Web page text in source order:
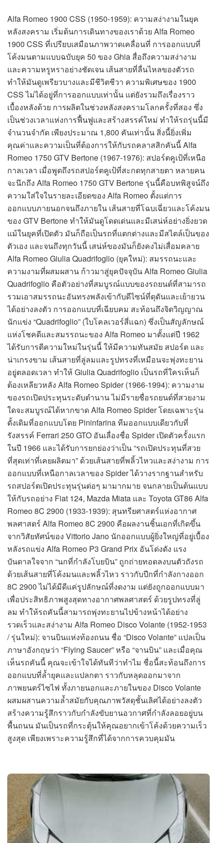
Alfa Romeo 1900 CSS (1950-1959): ความสง่างามในยุค
หลังสงคราม เริ่มต้นการเดินทางของเราด้วย Alfa Romeo
1900 CSS ที่เปรียบเสมือนภาพวาดเคลื่อนที่ การออกแบบที่
โค้งมนตามแบบฉบับยุค 50 ของ Ghia สื่อถึงความสง่างาม
และความหรูหราอย่างชัดเจน เส้นสายที่ลื่นไหลของตัวรถ
ทำให้มันดูเพรียวบางและมีชีวิตชีวา ความพิเศษของ 1900
CSS ไม่ได้อยู่ที่การออกแบบเท่านั้น แต่ยังรวมถึงเรื่องราว
เบื้องหลังด้วย การผลิตในช่วงหลังสงครามโลกครั้งที่สอง ซึ่ง
เป็นช่วงเวลาแห่งการฟื้นฟูและสร้างสรรค์ใหม่ ทำให้รถรุ่นนี้มี
จำนวนจำกัด เพียงประมาณ 1,800 คันเท่านั้น สิ่งนี้ยิ่งเพิ่ม
คุณค่าและความเป็นที่ต้องการให้กับรถคลาสสิกคันนี้ Alfa
Romeo 1750 GTV Bertone (1967-1976): สปอร์ตคูเป้ที่เหนือ
กาลเวลา เมื่อพูดถึงรถสปอร์ตคูเป้ที่สะกดทุกสายตา หลายคน
จะนึกถึง Alfa Romeo 1750 GTV Bertone รุ่นนี้คือบทพิสูจน์ถึง
ความใส่ใจในรายละเอียดของ Alfa Romeo ตั้งแต่การ
ออกแบบภายนอกจนถึงภายใน เส้นสายที่โฉบเฉี่ยวและโค้งมน
ของ GTV Bertone ทำให้มันดูโดดเด่นและมีเสน่ห์อย่างยิ่งยวด
แม้ในยุคที่เปิดตัว มันก็ถือเป็นรถที่แตกต่างและมีสไตล์เป็นของ
ตัวเอง และจนถึงทุกวันนี้ เสน่ห์ของมันก็ยังคงไม่เสื่อมคลาย
Alfa Romeo Giulia Quadrifoglio (ยุคใหม่): สมรรถนะและ
ความงามที่ผสมผสาน ก้าวมาสู่ยุคปัจจุบัน Alfa Romeo Giulia
Quadrifoglio คือตัวอย่างที่สมบูรณ์แบบของรถยนต์ที่สามารถ
รวมเอาสมรรถนะอันทรงพลังเข้ากับดีไซน์ที่ดุดันและเย้ายวน
ได้อย่างลงตัว การออกแบบที่เฉียบคม สะท้อนถึงจิตวิญญาณ
นักแข่ง “Quadrifoglio” (ใบโคลเวอร์สี่แฉก) ซึ่งเป็นสัญลักษณ์
แห่งโชคดีและสมรรถนะของ Alfa Romeo มาตั้งแต่ปี 1962
ได้รับการตีความใหม่ในรุ่นนี้ ให้มีความทันสมัย สปอร์ต และ
น่าเกรงขาม เส้นสายที่ลู่ลมและรูปทรงที่เหมือนจะพุ่งทะยาน
อยู่ตลอดเวลา ทำให้ Giulia Quadrifoglio เป็นรถที่ใครเห็นก็
ต้องเหลียวหลัง Alfa Romeo Spider (1966-1994): ความงาม
ของรถเปิดประทุนระดับตำนาน ไม่มีรายชื่อรถยนต์ที่สวยงาม
ใดจะสมบูรณ์ได้หากขาด Alfa Romeo Spider โดยเฉพาะรุ่น
ดั้งเดิมที่ออกแบบโดย Pininfarina ทีมออกแบบเดียวกับที่
รังสรรค์ Ferrari 250 GTO อันเลื่องชื่อ Spider เปิดตัวครั้งแรก
ในปี 1966 และได้รับการยกย่องว่าเป็น “รถเปิดประทุนที่สวย
ที่สุดเท่าที่เคยผลิตมา” ด้วยเส้นสายที่พลิ้วไหวและสง่างาม การ
ออกแบบที่เหนือกาลเวลาของ Spider ได้วางรากฐานสำหรับ
รถสปอร์ตเปิดประทุนรุ่นต่อๆ มามากมาย จนกลายเป็นต้นแบบ
ให้กับรถอย่าง Fiat 124, Mazda Miata และ Toyota GT86 Alfa
Romeo 8C 2900 (1933-1939): สุนทรียศาสตร์แห่งอากาศ
พลศาสตร์ Alfa Romeo 8C 2900 คือผลงานชิ้นเอกที่เกิดขึ้น
จากวิสัยทัศน์ของ Vittorio Jano นักออกแบบผู้ยิ่งใหญ่ที่อยู่เบื้อง
หลังรถแข่ง Alfa Romeo P3 Grand Prix อันโด่งดัง แรง
บันดาลใจจาก “นกที่กำลังโบยบิน” ถูกถ่ายทอดลงบนตัวถังรถ
ด้วยเส้นสายที่โค้งมนและพลิ้วไหว ราวกับปีกที่กำลังกางออก
8C 2900 ไม่ได้มีดีแค่รูปลักษณ์ที่งดงาม แต่ยังถูกออกแบบมา
เพื่อประสิทธิภาพสูงสุดทางอากาศพลศาสตร์ ด้วยรูปทรงที่ลู่
ลม ทำให้รถคันนี้สามารถพุ่งทะยานไปข้างหน้าได้อย่าง
รวดเร็วและสง่างาม Alfa Romeo Disco Volante (1952-1953
/ รุ่นใหม่): จานบินแห่งท้องถนน ชื่อ “Disco Volante” แปลเป็น
ภาษาอังกฤษว่า “Flying Saucer” หรือ “จานบิน” และเมื่อคุณ
เห็นรถคันนี้ คุณจะเข้าใจได้ทันทีว่าทำไม ชื่อนี้สะท้อนถึงการ
ออกแบบที่ล้ำยุคและแปลกตา ราวกับหลุดออกมาจาก
ภาพยนตร์ไซไฟ ทั้งภายนอกและภายในของ Disco Volante
ผสมผสานความล้ำสมัยกับคุณภาพวัสดุชั้นเลิศได้อย่างลงตัว
สร้างความรู้สึกราวกับกำลังขับยานอวกาศที่กำลังลอยอยู่บน
พื้นถนน มันเป็นรถที่กระตุ้นให้คุณอยากเข้าโค้งด้วยความเร็ว
สูงสุด เพียงเพราะความรู้สึกที่ได้จากการควบคุมมัน